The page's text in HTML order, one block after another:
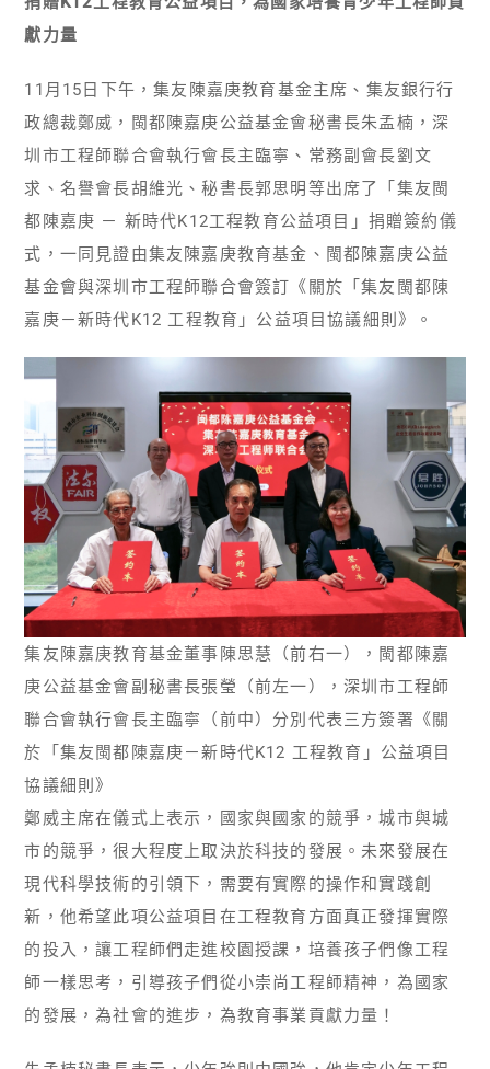
獻力量
11月15日下午，集友陳嘉庚教育基金主席、集友銀行行
政總裁鄭威，閩都陳嘉庚公益基金會秘書長朱孟楠，深
圳市工程師聯合會執行會長主臨寧、常務副會長劉文
求、名譽會長胡維光、秘書長郭思明等出席了「集友閩
都陳嘉庚 － 新時代K12工程教育公益項目」捐贈簽約儀
式，一同見證由集友陳嘉庚教育基金、閩都陳嘉庚公益
基金會與深圳市工程師聯合會簽訂《關於「集友閩都陳
嘉庚－新時代K12 工程教育」公益項目協議細則》。
集友陳嘉庚教育基金董事陳思慧（前右一），閩都陳嘉
庚公益基金會副秘書長張瑩（前左一），深圳市工程師
聯合會執行會長主臨寧（前中）分別代表三方簽署《關
於「集友閩都陳嘉庚－新時代K12 工程教育」公益項目
協議細則》
鄭威主席在儀式上表示，國家與國家的競爭，城市與城
市的競爭，很大程度上取決於科技的發展。未來發展在
現代科學技術的引領下，需要有實際的操作和實踐創
新，他希望此項公益項目在工程教育方面真正發揮實際
的投入，讓工程師們走進校園授課，培養孩子們像工程
師一樣思考，引導孩子們從小崇尚工程師精神，為國家
的發展，為社會的進步，為教育事業貢獻力量！